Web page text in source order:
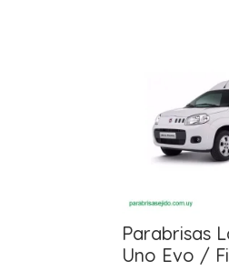
Parabrisas
Uno Evo /